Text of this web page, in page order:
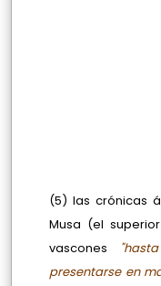
(5) las crónicas
Musa (el
vascones
presentarse en